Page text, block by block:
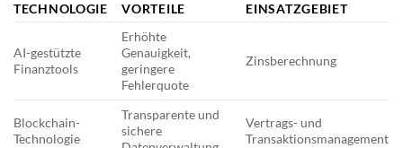
TECHNOLOGIE VORTEILE EINSATZGEBIET
AI-gestützte
Finanztools
Erhöhte
Genauigkeit,
geringere
Fehlerquote
Zinsberechnung
Blockchain-
Technologie
Transparente und
sichere
Vertrags- und
Transaktionsmanagement